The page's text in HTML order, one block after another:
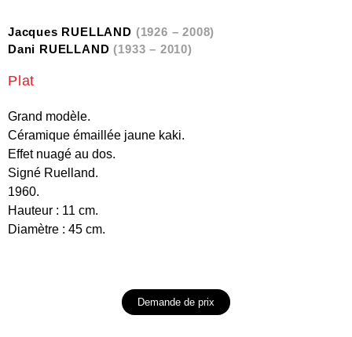
Jacques RUELLAND (1926 – 2008)
Dani RUELLAND (1933 – 2010)
Plat
Grand modèle.
Céramique émaillée jaune kaki.
Effet nuagé au dos.
Signé Ruelland.
1960.
Hauteur : 11 cm.
Diamètre : 45 cm.
Demande de prix